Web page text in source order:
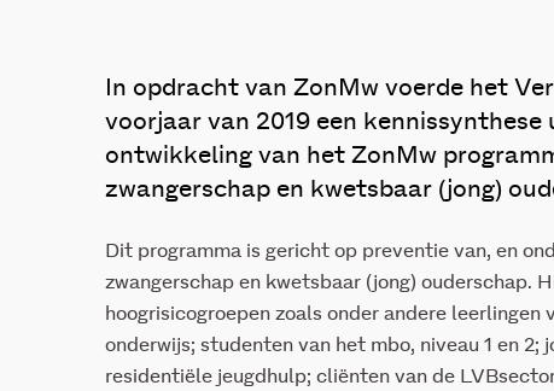
In opdracht van ZonMw voerde het
voorjaar van 2019 een
ontwikkeling van het ZonMw
zwangerschap en kwetsbaar (jong)
Dit programma is gericht op preventie van, en
zwangerschap en kwetsbaar (jong) ouderschap.
hoogrisicogroepen zoals onder andere leerlingen
onderwijs; studenten van het mbo, niveau 1 en 2;
residentiële jeugdhulp; cliënten van de